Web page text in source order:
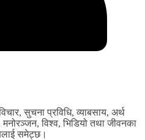
सुचना प्रविधि, व्याबसाय, अर्थ
विश्व, भिडियो तथा जीवनका
समेट्छ।